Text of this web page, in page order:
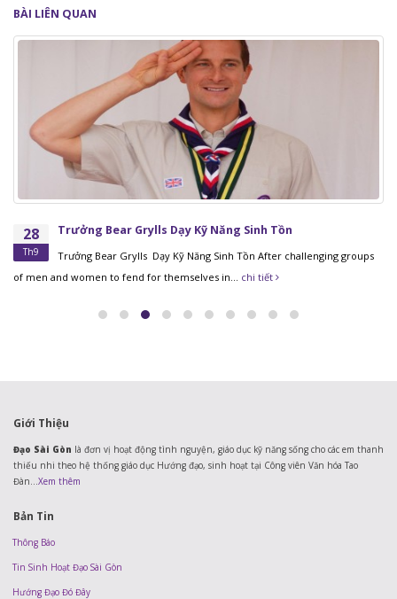
BÀI LIÊN QUAN
28
Th9
Trưởng Bear Grylls Dạy Kỹ Năng Sinh Tồn
Trưởng Bear Grylls Dạy Kỹ Năng Sinh Tồn After challenging groups
of men and women to fend for themselves in... chi tiết
Giới Thiệu
Đạo Sài Gòn là đơn vị hoạt động tình nguyện, giáo dục kỹ năng sống cho các em thanh
thiếu nhi theo hệ thống giáo dục Hướng đạo, sinh hoạt tại Công viên Văn hóa Tao
Đàn...Xem thêm
Bản Tin
Thông Báo
Tin Sinh Hoạt Đạo Sài Gòn
Hướng Đạo Đó Đây